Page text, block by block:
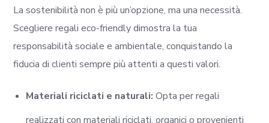
La sostenibilità non è più un’opzione, ma una necessità.
Scegliere regali eco-friendly dimostra la tua
responsabilità sociale e ambientale, conquistando la
fiducia di clienti sempre più attenti a questi valori.
Materiali riciclati e naturali: Opta per regali
realizzati con materiali riciclati, organici o provenienti